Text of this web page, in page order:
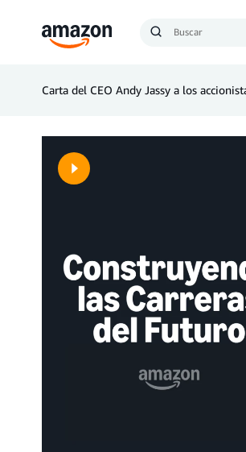
Enviar
Carta del CEO Andy Jassy a los